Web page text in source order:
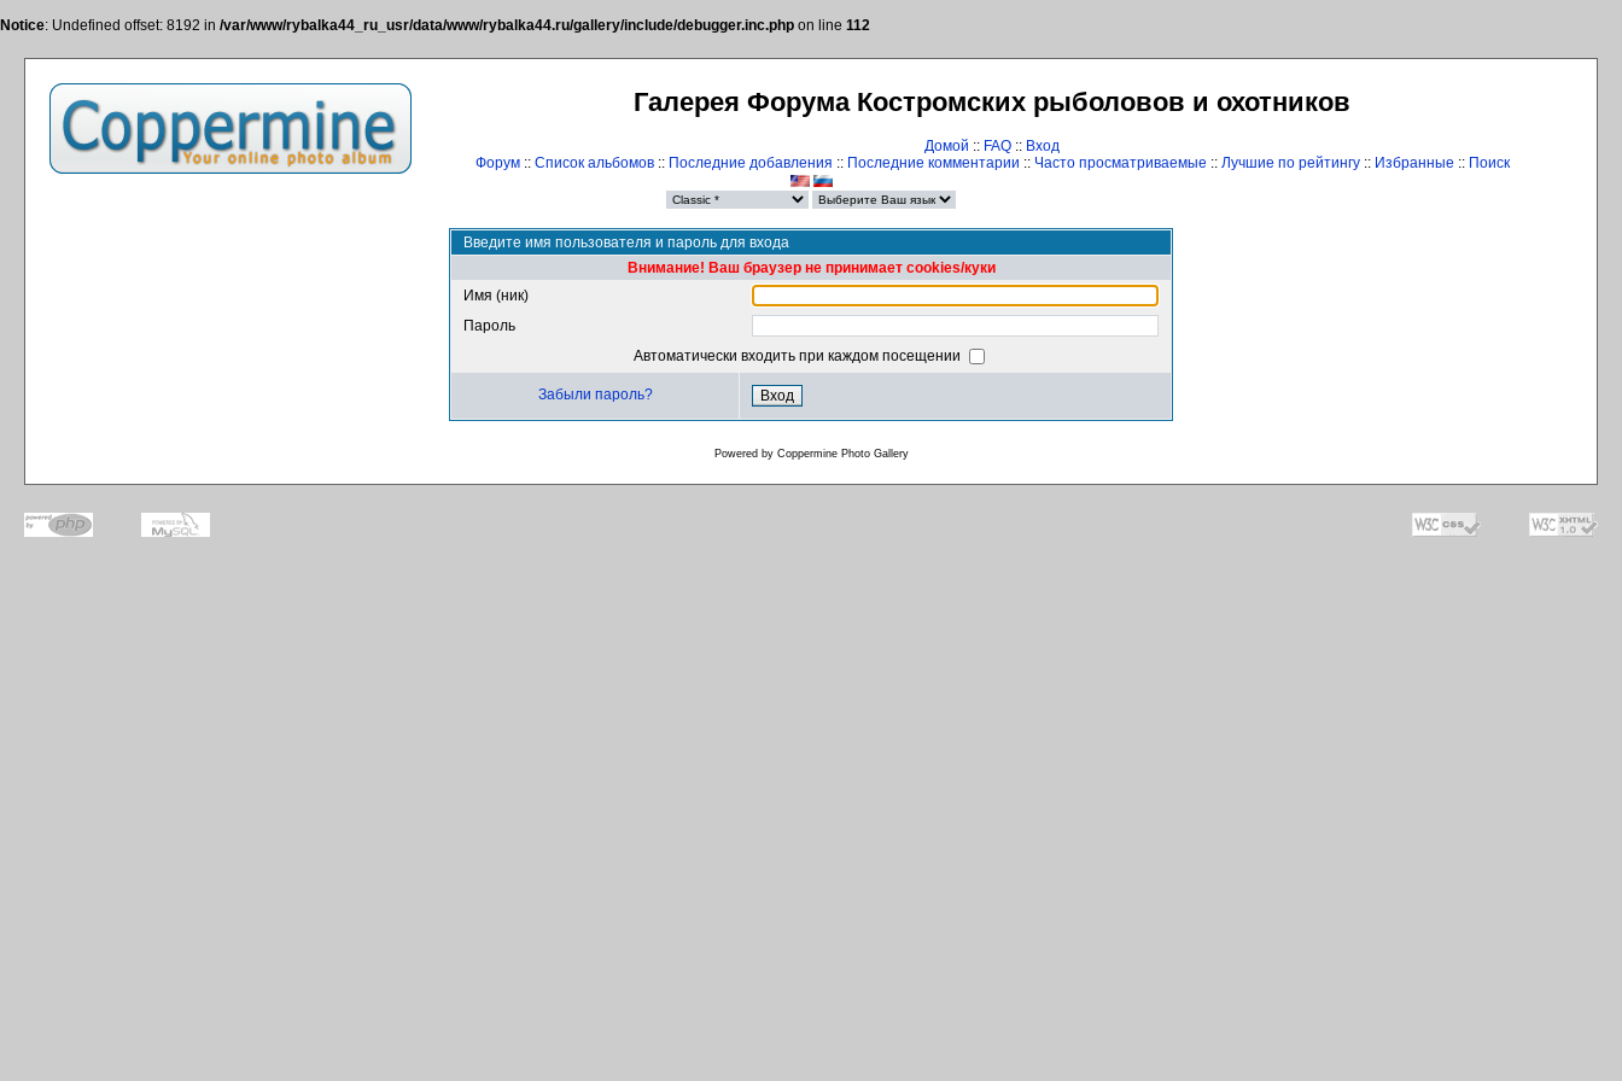
Notice: Undefined offset: 8192 in /var/www/rybalka44_ru_usr/data/www/rybalka44.ru/gallery/include/debugger.inc.php on line 112
Галерея Форума Костромских рыболовов и охотников
Домой :: FAQ :: Вход
Форум:: Список альбомов:: Последние добавления :: Последние комментарии :: Часто просматриваемые :: Лучшие по рейтингу:: Избранные :: Поиск
Введите имя пользователя и пароль для входа
Внимание! Ваш браузер не принимает cookies/куки
Имя (ник)
Пароль
Автоматически входить при каждом посещении
Забыли пароль?
Powered by Coppermine Photo Gallery